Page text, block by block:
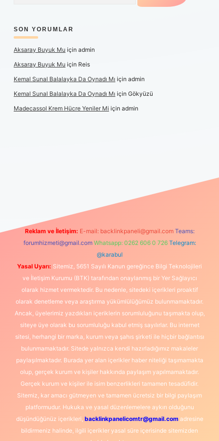
SON YORUMLAR
Aksaray Buyuk Mu için admin
Aksaray Buyuk Mu için Reis
Kemal Sunal Balalayka Da Oynadı Mı için admin
Kemal Sunal Balalayka Da Oynadı Mı için Gökyüzü
Madecassol Krem Hücre Yeniler Mi için admin
Reklam ve İletişim: E-mail: backlinkpaneli@gmail.com Teams:
forumhizmeti@gmail.com Whatsapp: 0262 606 0 726 Telegram:
@karabul
Yasal Uyarı: Sitemiz, 5651 Sayılı Kanun gereğince Bilgi Teknolojileri
ve İletişim Kurumu (BTK) tarafından onaylanmış bir Yer Sağlayıcı
olarak hizmet vermektedir. Bu nedenle, sitedeki içerikleri proaktif
olarak denetleme veya araştırma yükümlülüğümüz bulunmamaktadır.
Ancak, üyelerimiz yazdıkları içeriklerin sorumluluğunu taşımakta olup,
siteye üye olarak bu sorumluluğu kabul etmiş sayılırlar. Bu internet
sitesi, herhangi bir marka, kurum veya şahıs şirketi ile hiçbir bağlantısı
bulunmamaktadır. Sitede yalnızca kendi hazırladığımız makaleler
paylaşılmaktadır. Burada yer alan içerikler haber niteliği taşımamakta
olup, gerçek kurum ve kişiler hakkında paylaşım yapılmamaktadır.
Gerçek kurum ve kişiler ile isim benzerlikleri tamamen tesadüfidir.
Sitemiz, kar amacı gütmeyen ve tamamen ücretsiz bir bilgi paylaşım
platformudur. Hukuka ve yasal düzenlemelere aykırı olduğunu
düşündüğünüz içerikleri, backlinkpanelicomtr@gmail.comadresine
bildirmeniz halinde, ilgili içerikler yasal süre içerisinde sitemizden